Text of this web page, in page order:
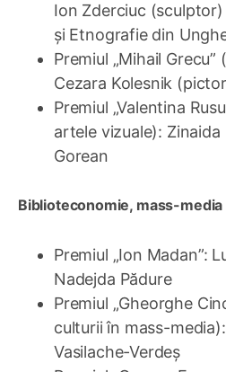
Ion Zderciuc
și Etnografie din
Premiul „Mihail
Cezara Kolesnik
Premiul „Valentina
artele vizuale): Zinaida
Gorean
Biblioteconomie, mass-
Premiul „Ion Madan”:
Nadejda Pădure
Premiul „Gheorghe
culturii în mass-
Vasilache-Verdeș